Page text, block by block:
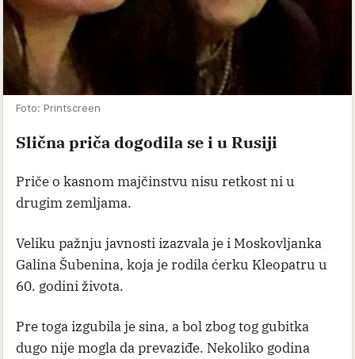
Foto: Printscreen
Slična priča dogodila se i u Rusiji
Priče o kasnom majčinstvu nisu retkost ni u
drugim zemljama.
Veliku pažnju javnosti izazvala je i Moskovljanka
Galina Šubenina, koja je rodila ćerku Kleopatru u
60. godini života.
Pre toga izgubila je sina, a bol zbog tog gubitka
dugo nije mogla da prevaziđe. Nekoliko godina